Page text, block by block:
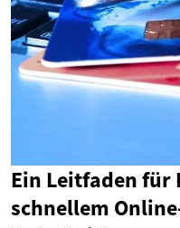
Ein Leitfaden
schnellem